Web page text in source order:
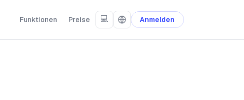
Funktionen Preise 💻 Anmelden